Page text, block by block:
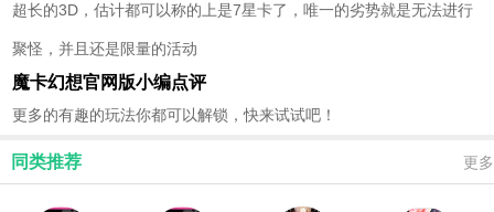
超长的3D，估计都可以称的上是7星卡了，唯一的劣势就是无法进行
聚怪，并且还是限量的活动
魔卡幻想官网版小编点评
更多的有趣的玩法你都可以解锁，快来试试吧！
同类推荐 更多